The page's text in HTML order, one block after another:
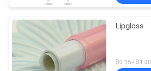
FABRIK-
AUSFLUG
QUALITÄTSKONTROLLE
Kosmetische
Cremetiegel
Lipgloss